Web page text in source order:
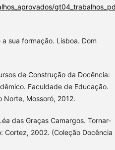
sua formação. Lisboa. Dom
de Construção da Docência:
Faculdade de Educação.
Norte, Mossoró, 2012.
das Graças Camargos. Tornar-
Cortez, 2002. (Coleção Docência